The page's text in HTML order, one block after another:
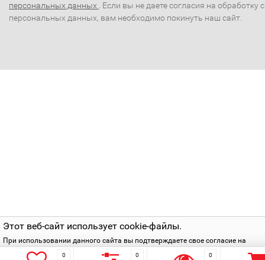
Этот веб-сайт использует cookie-файлы.
При использовании данного сайта вы подтверждаете свое согласие на
использование cookie-файлов в соответствии с нашей
персональных данных . Если вы не даете согласия на обработку
персональных данных, вам необходимо покинуть наш сайт.
0 0 0